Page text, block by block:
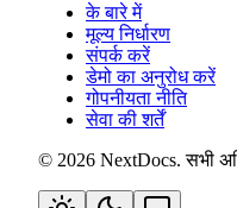
के बारे में
मूल्य निर्धारण
संपर्क करें
डेमो का अनुरोध करें
गोपनीयता नीति
सेवा की शर्तें
© 2026 NextDocs.सभी